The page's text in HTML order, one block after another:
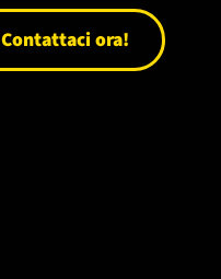
Contattaci ora!